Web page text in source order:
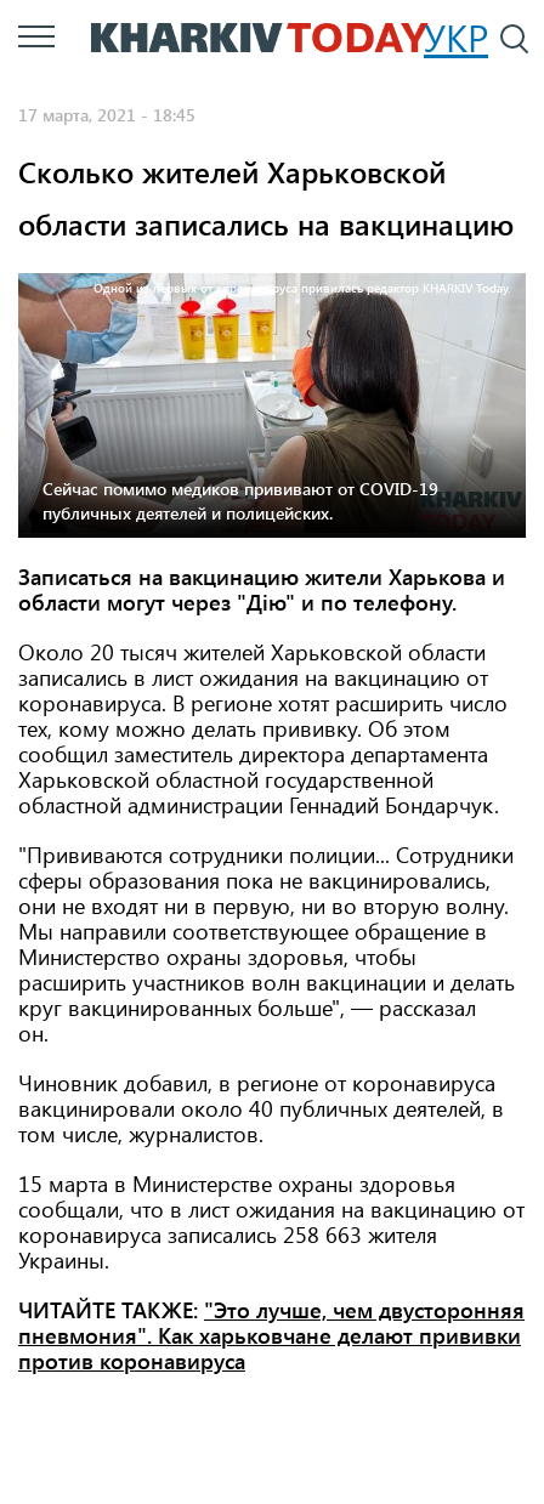
Перейти
к
УКР
17 марта, 2021 - 18:45
Сколько жителей Харьковской
области записались на вакцинацию
Одной из первых от коронавируса привилась редактор KHARKIV Today.
Сейчас помимо медиков прививают от COVID-19
публичных деятелей и полицейских.
Записаться на вакцинацию жители Харькова и
области могут через "Дію" и по телефону.
Около 20 тысяч жителей Харьковской области
записались в лист ожидания на вакцинацию от
коронавируса. В регионе хотят расширить число
тех, кому можно делать прививку. Об этом
сообщил заместитель директора департамента
Харьковской областной государственной
областной администрации Геннадий Бондарчук.
"Прививаются сотрудники полиции... Сотрудники
сферы образования пока не вакцинировались,
они не входят ни в первую, ни во вторую волну.
Мы направили соответствующее обращение в
Министерство охраны здоровья, чтобы
расширить участников волн вакцинации и делать
круг вакцинированных больше", — рассказал
он.
Чиновник добавил, в регионе от коронавируса
вакцинировали около 40 публичных деятелей, в
том числе, журналистов.
15 марта в Министерстве охраны здоровья
сообщали, что в лист ожидания на вакцинацию от
коронавируса записались 258 663 жителя
Украины.
ЧИТАЙТЕ ТАКЖЕ: "Это лучше, чем двусторонняя
пневмония". Как харьковчане делают прививки
против коронавируса